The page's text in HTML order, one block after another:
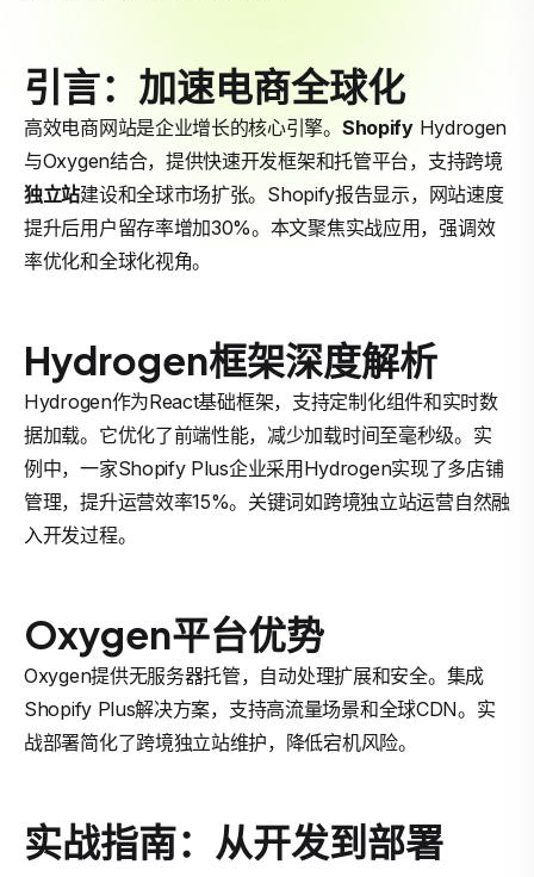
引言：加速电商全球化
高效电商网站是企业增长的核心引擎。 ShopifyHydrogen
与Oxygen结合，提供快速开发框架和托管平台，支持跨境
独立站建设和全球市场扩张。Shopify报告显示，网站速度
提升后用户留存率增加30%。本文聚焦实战应用，强调效
率优化和全球化视角。
Hydrogen框架深度解析
Hydrogen作为React基础框架，支持定制化组件和实时数
据加载。它优化了前端性能，减少加载时间至毫秒级。实
例中，一家Shopify Plus企业采用Hydrogen实现了多店铺
管理，提升运营效率15%。关键词如跨境独立站运营自然融
入开发过程。
Oxygen平台优势
Oxygen提供无服务器托管，自动处理扩展和安全。集成
Shopify Plus解决方案，支持高流量场景和全球CDN。实
战部署简化了跨境独立站维护，降低宕机风险。
实战指南：从开发到部署